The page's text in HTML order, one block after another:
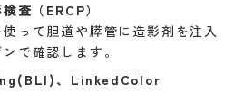
査（ERCP）
って胆道や膵管に造影剤を注入
で確認します。
、LinkedColor